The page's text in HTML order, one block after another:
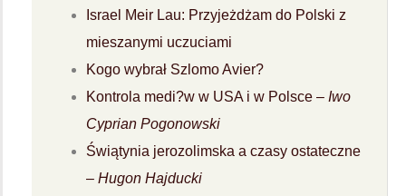
Israel Meir Lau: Przyjeżdżam do Polski z
mieszanymi uczuciami
Kogo wybrał Szlomo Avier?
Kontrola medi?w w USA i w Polsce – Iwo
Cyprian Pogonowski
Świątynia jerozolimska a czasy ostateczne
– Hugon Hajducki